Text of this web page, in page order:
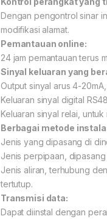
Dengan pengontrol sinar
modifikasi alamat.
Pemantauan online:
24 jam pemantauan terus
Sinyal keluaran yang
Output sinyal arus 4-
Keluaran sinyal digital
Keluaran sinyal relai,
Berbagai metode
Jenis yang dipasang di
Jenis perpipaan,
Jenis aliran, terhubung
tertutup.
Transmisi data:
Dapat diinstal dengan